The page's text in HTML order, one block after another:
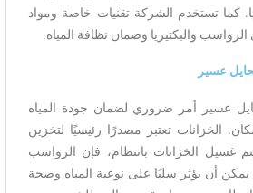
كما تستخدم الشركة تقنيات خاصة ومواد
والبكتيريا وضمان نظافة المياه.
عسير
عسير أمر ضروري لضمان جودة المياه
الخزانات تعتبر مصدرًا رئيسيًا لتخزين
يتم غسيل الخزانات بانتظام، فإن الرواسب
يمكن أن يؤثر سلبًا على نوعية المياه وصحة